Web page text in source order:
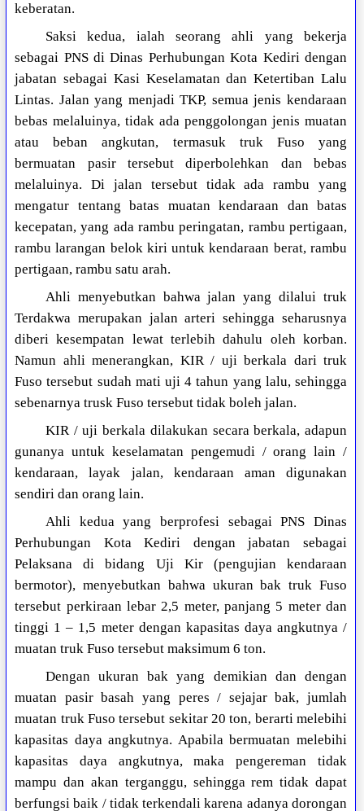
keberatan.
Saksi kedua, ialah seorang ahli yang bekerja
sebagai PNS di Dinas Perhubungan Kota Kediri dengan
jabatan sebagai Kasi Keselamatan dan Ketertiban Lalu
Lintas. Jalan yang menjadi TKP, semua jenis kendaraan
bebas melaluinya, tidak ada penggolongan jenis muatan
atau beban angkutan, termasuk truk Fuso yang
bermuatan pasir tersebut diperbolehkan dan bebas
melaluinya. Di jalan tersebut tidak ada rambu yang
mengatur tentang batas muatan kendaraan dan batas
kecepatan, yang ada rambu peringatan, rambu pertigaan,
rambu larangan belok kiri untuk kendaraan berat, rambu
pertigaan, rambu satu arah.
Ahli menyebutkan bahwa jalan yang dilalui truk
Terdakwa merupakan jalan arteri sehingga seharusnya
diberi kesempatan lewat terlebih dahulu oleh korban.
Namun ahli menerangkan, KIR / uji berkala dari truk
Fuso tersebut sudah mati uji 4 tahun yang lalu, sehingga
sebenarnya trusk Fuso tersebut tidak boleh jalan.
KIR / uji berkala dilakukan secara berkala, adapun
gunanya untuk keselamatan pengemudi / orang lain /
kendaraan, layak jalan, kendaraan aman digunakan
sendiri dan orang lain.
Ahli kedua yang berprofesi sebagai PNS Dinas
Perhubungan Kota Kediri dengan jabatan sebagai
Pelaksana di bidang Uji Kir (pengujian kendaraan
bermotor), menyebutkan bahwa ukuran bak truk Fuso
tersebut perkiraan lebar 2,5 meter, panjang 5 meter dan
tinggi 1 – 1,5 meter dengan kapasitas daya angkutnya /
muatan truk Fuso tersebut maksimum 6 ton.
Dengan ukuran bak yang demikian dan dengan
muatan pasir basah yang peres / sejajar bak, jumlah
muatan truk Fuso tersebut sekitar 20 ton, berarti melebihi
kapasitas daya angkutnya. Apabila bermuatan melebihi
kapasitas daya angkutnya, maka pengereman tidak
mampu dan akan terganggu, sehingga rem tidak dapat
berfungsi baik / tidak terkendali karena adanya dorongan